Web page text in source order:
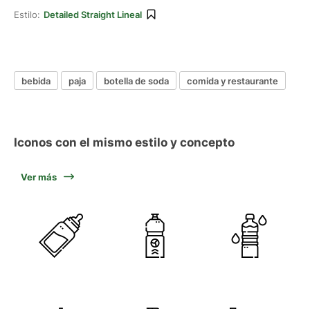
Estilo: Detailed Straight Lineal
bebida paja botella de soda comida y restaurante
Iconos con el mismo estilo y concepto
Ver más